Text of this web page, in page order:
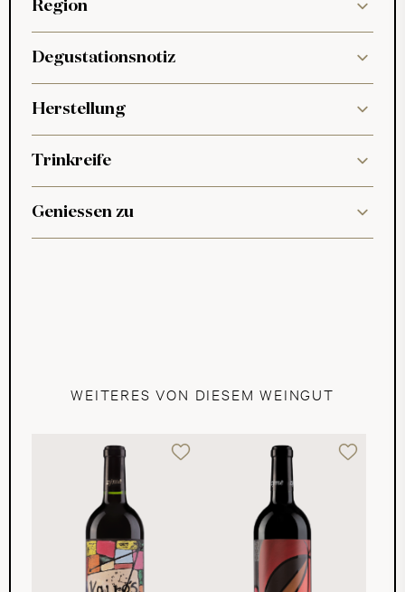
Region
Degustationsnotiz
Herstellung
Trinkreife
Geniessen zu
WEITERES VON DIESEM WEINGUT